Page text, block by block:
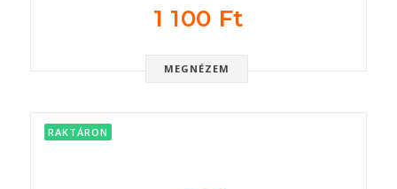
1 100 Ft
MEGNÉZEM
RAKTÁRON